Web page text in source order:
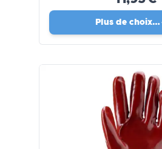
Plus de choix…